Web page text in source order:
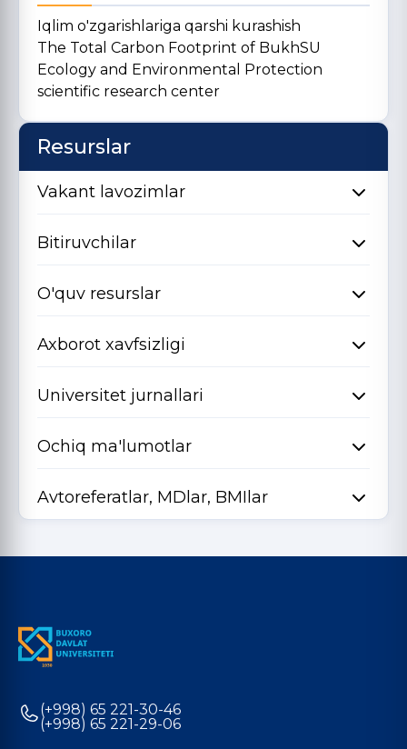
Iqlim o'zgarishlariga qarshi kurashish
The Total Carbon Footprint of BukhSU
Ecology and Environmental Protection
scientific research center
Resurslar
Vakant lavozimlar
Bitiruvchilar
O'quv resurslar
Axborot xavfsizligi
Universitet jurnallari
Ochiq ma'lumotlar
Avtoreferatlar, MDlar, BMIlar
(+998) 65 221-30-46
(+998) 65 221-29-06